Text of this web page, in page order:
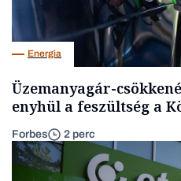
Energia
Üzemanyagár-
enyhül a feszültség a
Forbes 2 perc